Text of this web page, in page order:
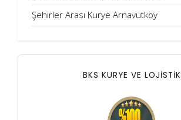
Şehirler Arası Kurye Arnavutköy
BKS KURYE VE LOJİSTİK